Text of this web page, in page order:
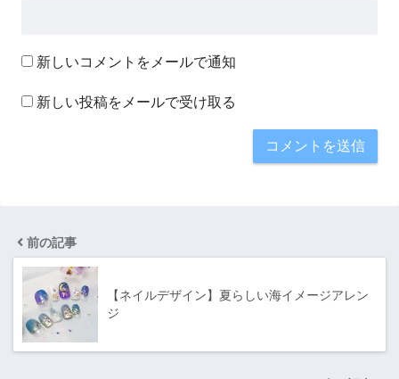
新しいコメントをメールで通知
新しい投稿をメールで受け取る
前の記事
【ネイルデザイン】夏らしい海イメージアレン
ジ